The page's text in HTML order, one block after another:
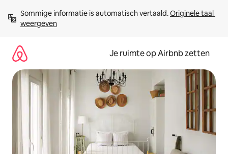
direct
naar
Sommige informatie is automatisch vertaald. Originele taal
weergeven
Je ruimte op Airbnb zetten